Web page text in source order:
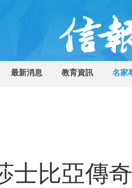
最新消息 教育資訊 名家
士比亞傳